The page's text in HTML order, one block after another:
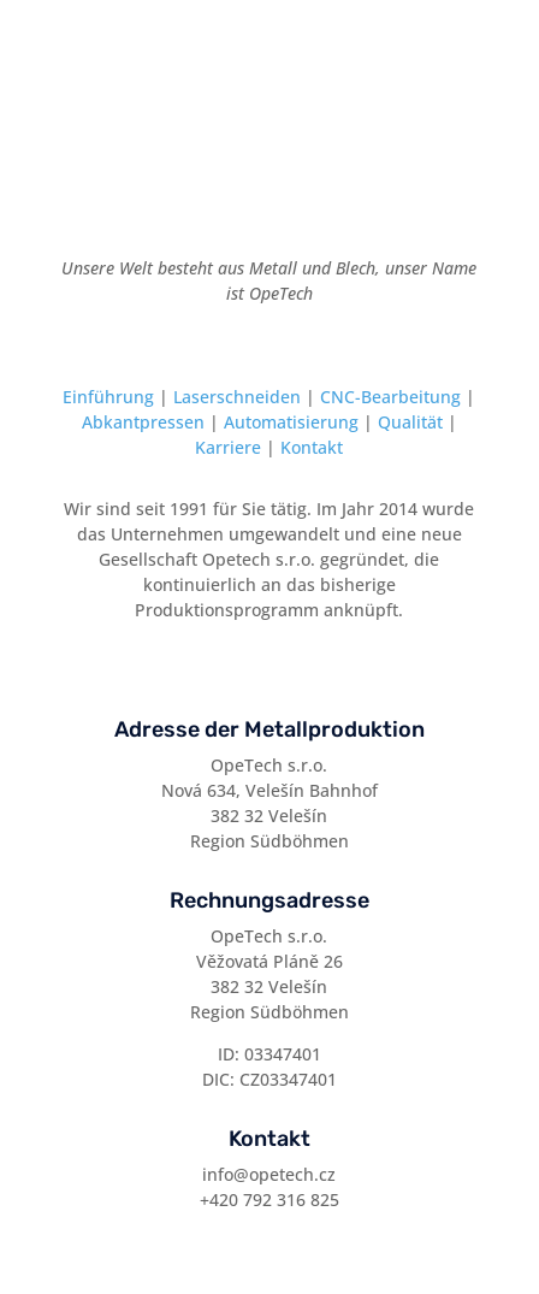
Unsere Welt besteht aus Metall und Blech, unser Name
ist OpeTech
Einführung | Laserschneiden | CNC-Bearbeitung |
Abkantpressen | Automatisierung| Qualität|
Karriere | Kontakt
Wir sind seit 1991 für Sie tätig. Im Jahr 2014 wurde
das Unternehmen umgewandelt und eine neue
Gesellschaft Opetech s.r.o. gegründet, die
kontinuierlich an das bisherige
Produktionsprogramm anknüpft.
Adresse der Metallproduktion
OpeTech s.r.o.
Nová 634, Velešín Bahnhof
382 32 Velešín
Region Südböhmen
Rechnungsadresse
OpeTech s.r.o.
Věžovatá Pláně 26
382 32 Velešín
Region Südböhmen
ID: 03347401
DIC: CZ03347401
Kontakt
info@opetech.cz
+420 792 316 825